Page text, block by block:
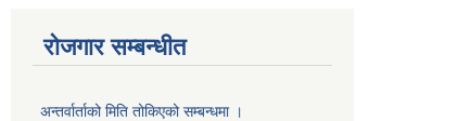
रोजगार सम्बन्धीत
अन्तर्वार्ताको मिति तोकिएको सम्बन्धमा ।